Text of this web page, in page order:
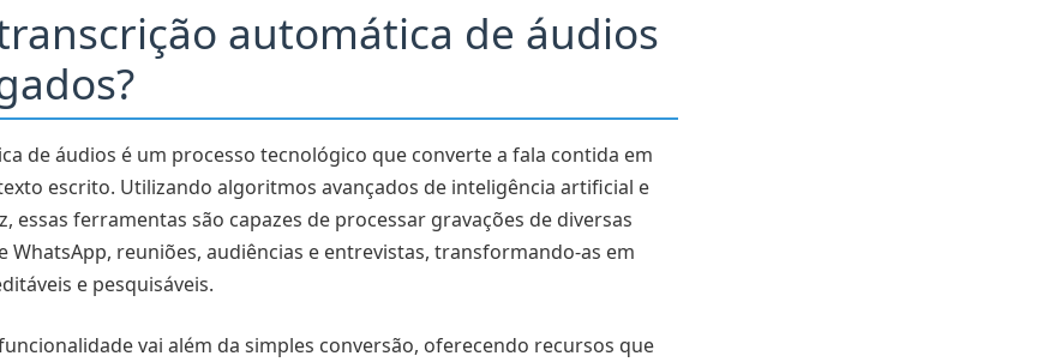
automática de áudios
de áudios é um processo tecnológico que converte a fala contida em
escrito. Utilizando algoritmos avançados de inteligência artificial e
essas ferramentas são capazes de processar gravações de diversas
WhatsApp, reuniões, audiências e entrevistas, transformando-as em
e pesquisáveis.
vai além da simples conversão, oferecendo recursos que